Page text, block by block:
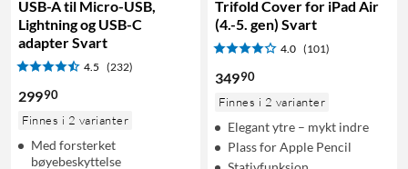
USB-A til Micro-USB,
Lightning og USB-C
adapter Svart
4.5 (232)
29990
Finnes i 2 varianter
Med forsterket
bøyebeskyttelse
Trifold Cover for iPad Air
(4.-5. gen) Svart
4.0 (101)
34990
Finnes i 2 varianter
Elegant ytre – mykt indre
Plass for Apple Pencil